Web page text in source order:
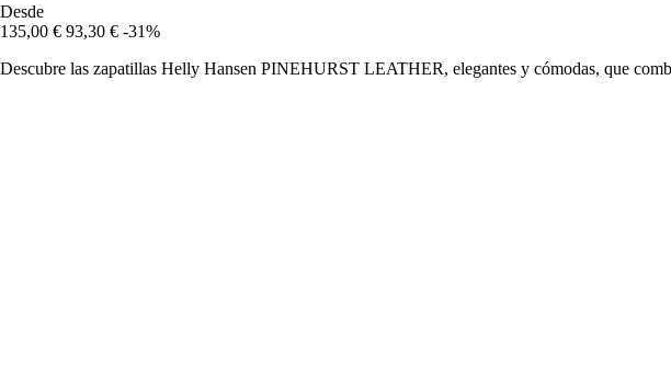
Desde
135,00 € 93,30 € -31%
Descubre las zapatillas Helly Hansen PINEHURST LEATHER, elegantes y cómodas, que